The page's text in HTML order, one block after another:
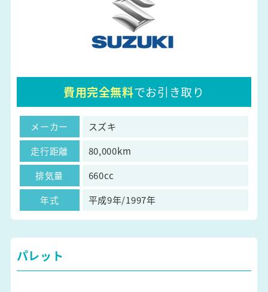
費用完全無料でお引き取り
メーカー
スズキ
走行距離
80,000km
排気量
660cc
年式
平成9年/1997年
パレット